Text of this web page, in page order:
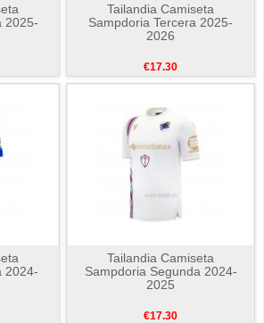
2025-
Tailandia Camiseta
Sampdoria Tercera 2025-
2026
€17.30
2024-
Tailandia Camiseta
Sampdoria Segunda 2024-
2025
€17.30